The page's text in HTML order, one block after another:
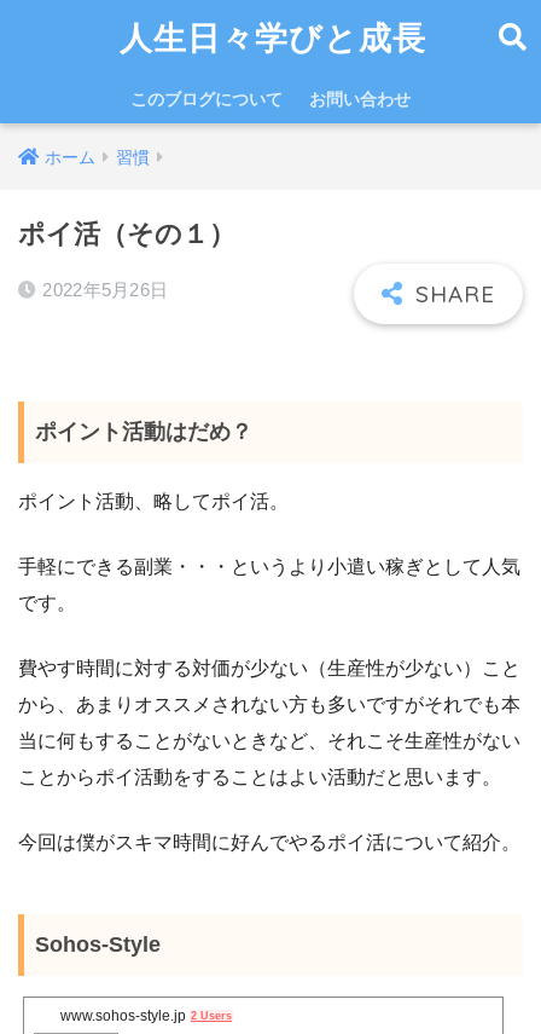
人生日々学びと成長
このブログについて お問い合わせ
ホーム 習慣
ポイ活（その１）
2022年5月26日
ポイント活動はだめ？
ポイント活動、略してポイ活。
手軽にできる副業・・・というより小遣い稼ぎとして人気
です。
費やす時間に対する対価が少ない（生産性が少ない）こと
から、あまりオススメされない方も多いですがそれでも本
当に何もすることがないときなど、それこそ生産性がない
ことからポイ活動をすることはよい活動だと思います。
今回は僕がスキマ時間に好んでやるポイ活について紹介。
Sohos-Style
www.sohos-style.jp 2 Users